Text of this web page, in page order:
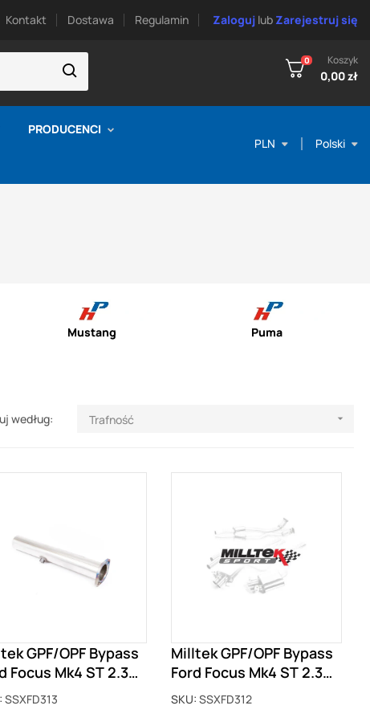
Kontakt Dostawa Regulamin Zaloguj lubZarejestruj się
0 Koszyk
0,00 zł
PRODUCENCI
PLN Polski
Mustang Puma
według: Trafność 
GPF/OPF Bypass
Focus Mk4 ST 2.3
z GPF
SSXFD313
Milltek GPF/OPF Bypass
Ford Focus Mk4 ST 2.3
EcoBoost z GPF
SSXFD312
SKU: SSXFD312